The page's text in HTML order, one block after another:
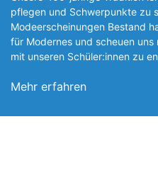
pflegen und Schwerpunkte zu
Modeerscheinungen Be­stand
für Modernes und scheuen
mit unseren Schüler:innen zu
Mehr erfahren